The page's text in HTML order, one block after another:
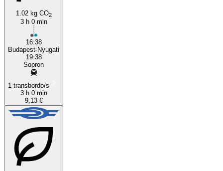
1.02 kg CO2
3 h 0 min
16:38
Budapest-Nyugati
19:38
Sopron
1 transbordo/s
3 h 0 min
9,13 €